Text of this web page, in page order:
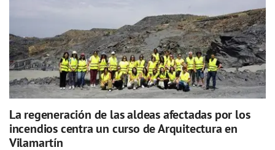
La regeneración de las aldeas afectadas por los
incendios centra un curso de Arquitectura en
Vilamartín